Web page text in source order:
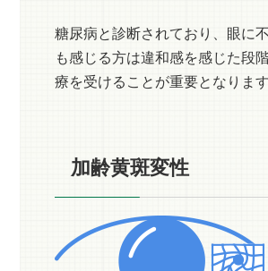
糖尿病と診断されており、眼に
も感じる方は違和感を感じた段
療を受けることが重要となります
加齢黄斑変性